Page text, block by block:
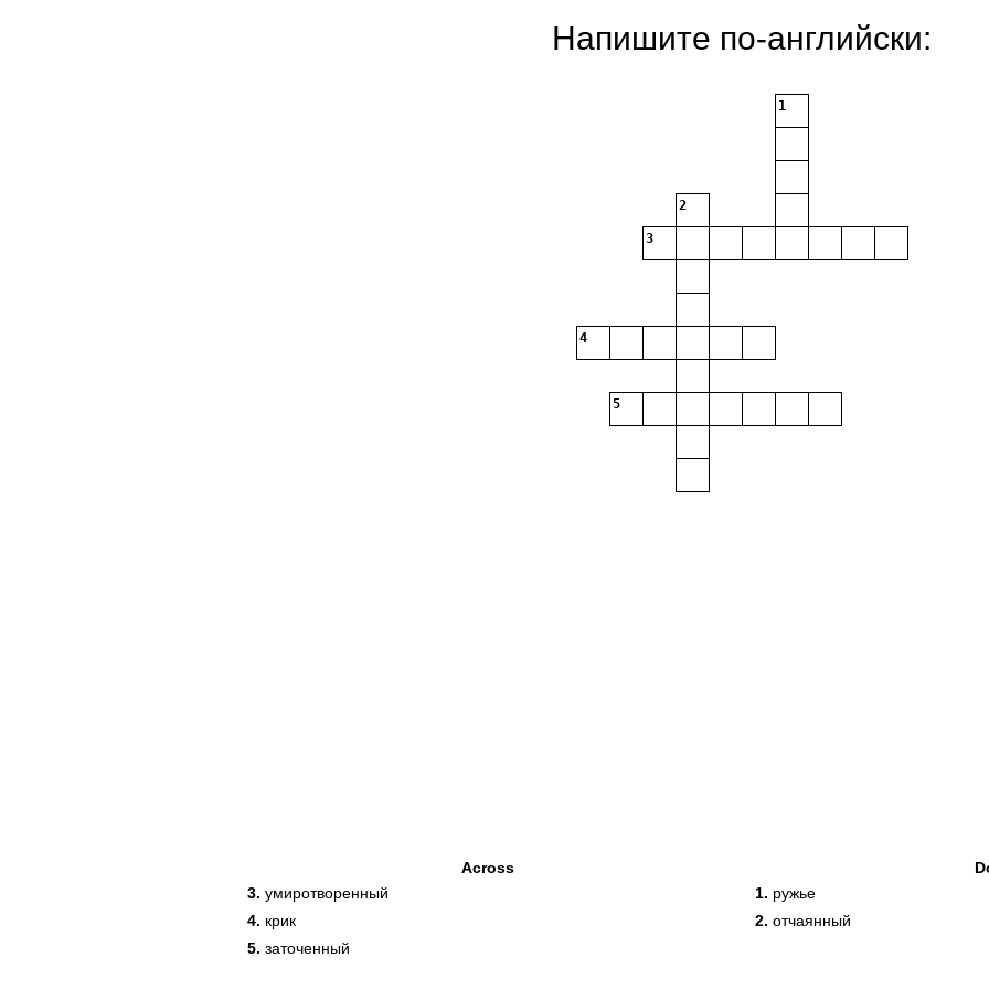
Напишите по-английски:
1
2
3
4
5
Across
3. умиротворенный
4. крик
5. заточенный
1. ружье
2. отчаянный